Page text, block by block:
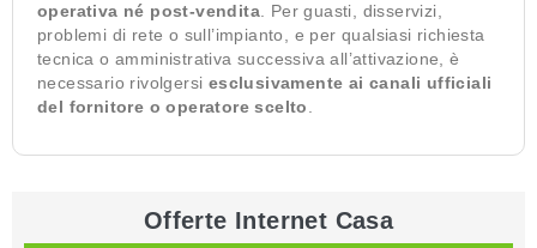
operativa né post-vendita . Per guasti, disservizi,
problemi di rete o sull’impianto, e per qualsiasi richiesta
tecnica o amministrativa successiva all’attivazione, è
necessario rivolgersi esclusivamente ai canali ufficiali
del fornitore o operatore scelto
Offerte Internet Casa